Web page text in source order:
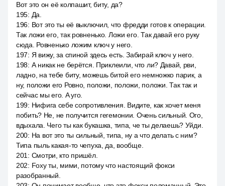
Вот это он её колпашит, биту, да?
195: Да.
196: Вот это ты её выключил, что фредди готов к операции.
Так ложи его, так ровненько. Ложи его. Так давай его руку
сюда. Ровненько ложим ключ у него.
197: Я вижу, за спиной здесь есть. Забирай ключ у него.
198: А никак не берётся. Приклеили, что ли? Давай, рви,
ладно, на тебе биту, можешь битой его немножко парик, а
ну, положи его Ровно, положи, положи, положи. Так так и
сейчас мы его. A уго.
199: Нифига себе сопротивления. Видите, как хочет меня
побить? Не, не получится гегемонии. Очень сильный. Ого,
вдыхала. Чего ты как букашка, типа, че ты делаешь? Уйди.
200: На вот это ты сильный, типа, ну а что делать с ним?
Типа пыль какая-то чепуха, да, вообще.
201 : Смотри, кто пришёл.
202: Foxy ты, мими, потому что настоящий фокси
разобранный.